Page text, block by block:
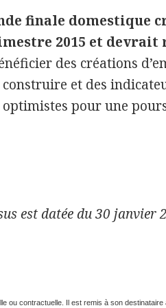
finale domestique
2015 et devrait
des créations
et des
pour une
est datée du 30 janvier
ou contractuelle. Il est remis à son